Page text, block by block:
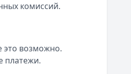
комиссий.
это возможно.
платежи.